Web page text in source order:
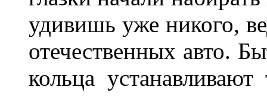
удивишь уже никого,
отечественных авто.
кольца